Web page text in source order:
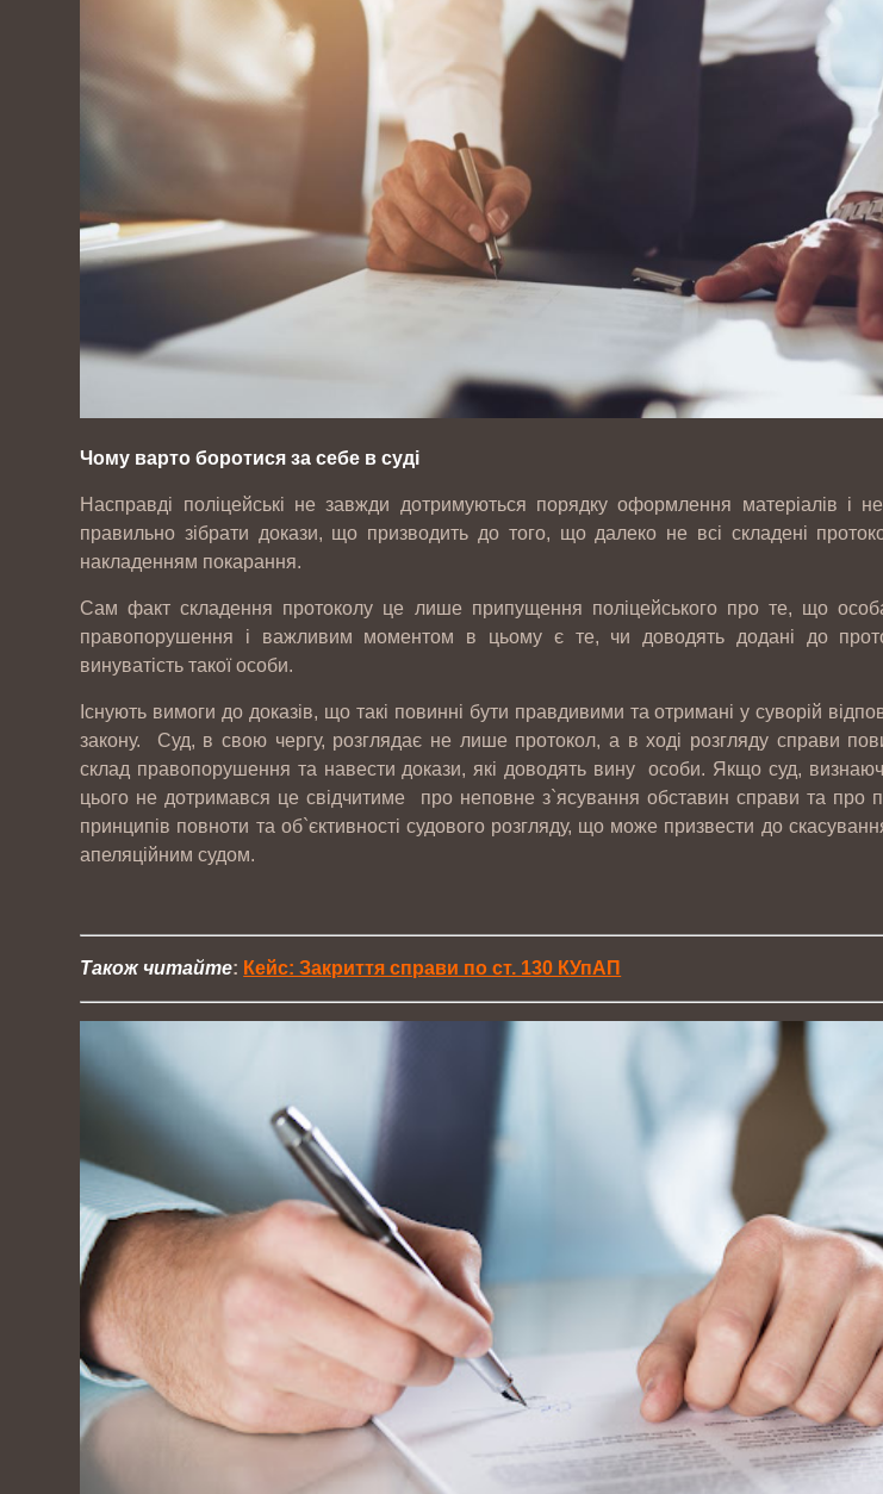
Чому варто боротися за себе в суді
Насправді поліцейські не завжди дотримуються порядку оформлення матеріалів і
правильно зібрати докази, що призводить до того, що далеко не всі складені
накладенням покарання.
Сам факт складення протоколу це лише припущення поліцейського про те, що
правопорушення і важливим моментом в цьому є те, чи доводять додані до
винуватість такої особи.
Існують вимоги до доказів, що такі повинні бути правдивими та отримані у суворій
закону. Суд, в свою чергу, розглядає не лише протокол, а в ході розгляду справи
склад правопорушення та навести докази, які доводять вину особи. Якщо суд,
цього не дотримався це свідчитиме про неповне з`ясування обставин справи та про
принципів повноти та об`єктивності судового розгляду, що може призвести до
апеляційним судом.
Також читайте: Кейс: Закриття справи по ст. 130 КУпАП